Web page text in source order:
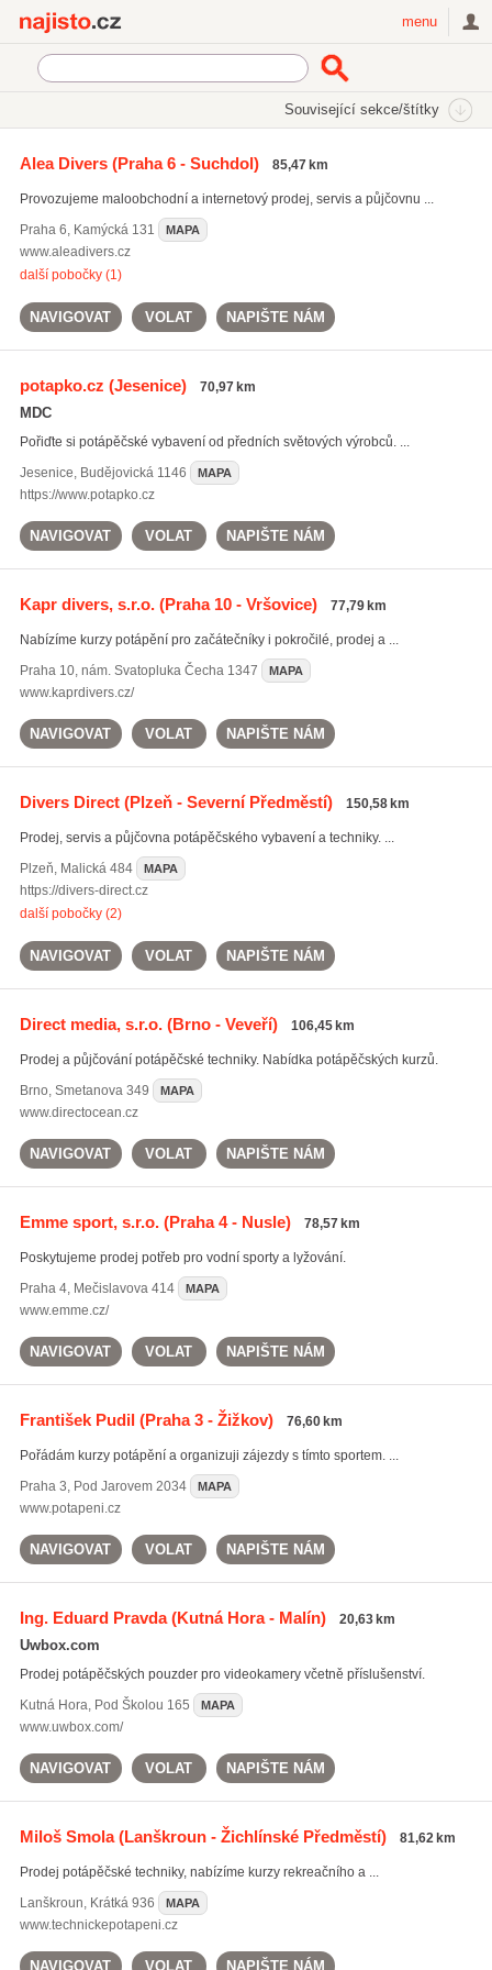
menu
Související sekce/štítky
Potápěčské potřeby
On-line prodej potápěčských potřeb (27)
Alea Divers(Praha 6 - Suchdol) 85,47 km
Provozujeme maloobchodní a internetový prodej, servis a půjčovnu ...
Praha 6, Kamýcká 131 MAPA
www.aleadivers.cz
další pobočky (1)
NAVIGOVAT VOLAT NAPIŠTE NÁM
potapko.cz (Jesenice) 70,97 km
MDC
Pořiďte si potápěčské vybavení od předních světových výrobců. ...
Jesenice, Budějovická 1146 MAPA
https://www.potapko.cz
NAVIGOVAT VOLAT NAPIŠTE NÁM
Kapr divers, s.r.o.(Praha 10 - Vršovice) 77,79 km
Nabízíme kurzy potápění pro začátečníky i pokročilé, prodej a ...
Praha 10, nám. Svatopluka Čecha 1347 MAPA
www.kaprdivers.cz/
NAVIGOVAT VOLAT NAPIŠTE NÁM
Divers Direct(Plzeň - Severní Předměstí) 150,58 km
Prodej, servis a půjčovna potápěčského vybavení a techniky. ...
Plzeň, Malická 484 MAPA
https://divers-direct.cz
další pobočky (2)
NAVIGOVAT VOLAT NAPIŠTE NÁM
Direct media, s.r.o.(Brno - Veveří) 106,45 km
Prodej a půjčování potápěčské techniky. Nabídka potápěčských kurzů.
Brno, Smetanova 349 MAPA
www.directocean.cz
NAVIGOVAT VOLAT NAPIŠTE NÁM
Emme sport, s.r.o.(Praha 4 - Nusle) 78,57 km
Poskytujeme prodej potřeb pro vodní sporty a lyžování.
Praha 4, Mečislavova 414 MAPA
www.emme.cz/
NAVIGOVAT VOLAT NAPIŠTE NÁM
František Pudil(Praha 3 - Žižkov) 76,60 km
Pořádám kurzy potápění a organizuji zájezdy s tímto sportem. ...
Praha 3, Pod Jarovem 2034 MAPA
www.potapeni.cz
NAVIGOVAT VOLAT NAPIŠTE NÁM
Ing. Eduard Pravda(Kutná Hora - Malín) 20,63 km
Uwbox.com
Prodej potápěčských pouzder pro videokamery včetně příslušenství.
Kutná Hora, Pod Školou 165 MAPA
www.uwbox.com/
NAVIGOVAT VOLAT NAPIŠTE NÁM
Miloš Smola(Lanškroun - Žichlínské Předměstí) 81,62 km
Prodej potápěčské techniky, nabízíme kurzy rekreačního a ...
Lanškroun, Krátká 936 MAPA
www.technickepotapeni.cz
NAVIGOVAT VOLAT NAPIŠTE NÁM